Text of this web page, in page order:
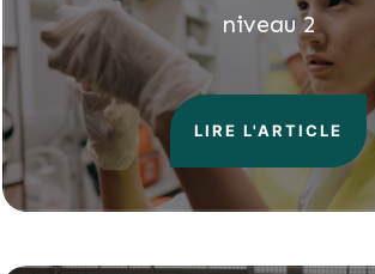
niveau 2
LIRE L'ARTICLE